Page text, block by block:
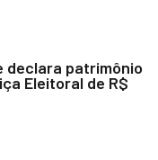
declara patrimônio
Eleitoral de R$